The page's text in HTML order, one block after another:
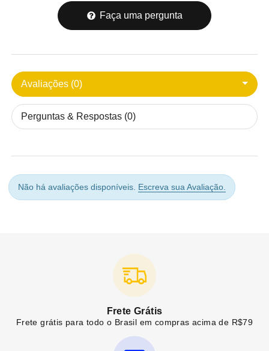
Faça uma pergunta
Avaliações (0)
Perguntas & Respostas (0)
Não há avaliações disponíveis. Escreva sua Avaliação.
Frete Grátis
Frete grátis para todo o Brasil em compras acima de R$79